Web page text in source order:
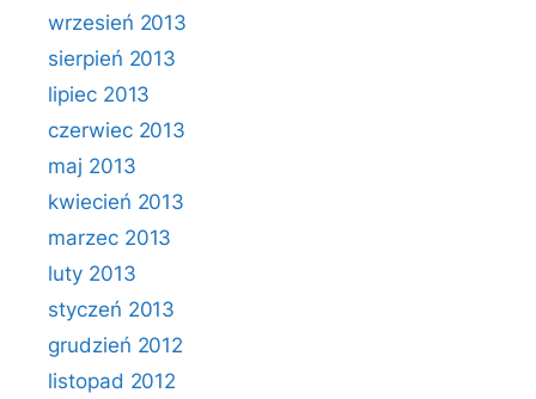
wrzesień 2013
sierpień 2013
lipiec 2013
czerwiec 2013
maj 2013
kwiecień 2013
marzec 2013
luty 2013
styczeń 2013
grudzień 2012
listopad 2012